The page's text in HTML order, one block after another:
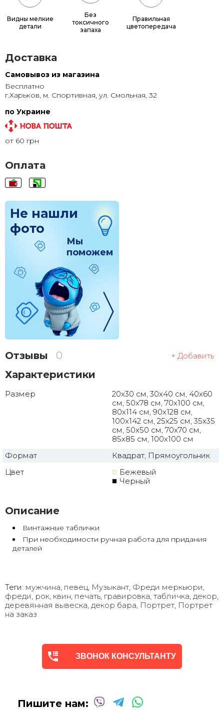
100x142 см 5 680 грн.
Видны мелкие
детали
Без
токсичного
запаха
Правильная
цветопередача
Доставка
Самовывоз из магазина
Бесплатно
г.Харьков, м. Спортивная, ул. Смольная, 32
по Украине
от 60 грн
Оплата
Не нашли
фото
Мы
поможем
Отзывы 0 + Добавить
Характеристики
Размер
20x30 см, 30х40 см, 40x60
см, 50x78 см, 70x100 см,
80x114 см, 90x128 см,
100x142 см, 25x25 см, 35x35
см, 50x50 см, 70x70 см,
85x85 см, 100x100 см
Формат
Квадрат, Прямоугольник
Цвет
Бежевый
Черный
Описание
Винтажные таблички
При необходимости ручная работа для придания
деталей
Теги: мужчина, певец, Музыкант, Фреди меркьюри,
фреди, рок, квин, печать, гравировка, табличка, декор,
деревянная вывеска, декор бара, Портрет, Портрет
на заказ
ЗВОНОК КОНСУЛЬТАНТУ
Пишите нам: